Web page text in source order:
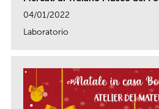
04/01/2022
Laboratorio